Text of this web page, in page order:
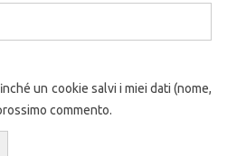
un cookie salvi i miei dati (nome,
commento.